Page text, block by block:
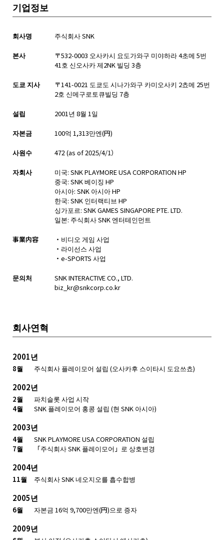
기업정보
회사명 주식회사 SNK
본사
〒532-0003 오사카시 요도가와구 미야하라 4초메 5번
41호 신오사카 제2NK 빌딩 3층
도쿄 지사
〒141-0021 도쿄도 시나가와구 카미오사키 2쵸메 25번
2호 신메구로토큐빌딩 7층
설립 2001년 8월 1일
자본금 100억 1,313만엔(円)
사원수 472 (as of 2025/4/1）
자회사
미국: SNK PLAYMORE USA CORPORATION HP
중국: SNK 베이징 HP
아시아: SNK 아시아 HP
한국: SNK 인터랙티브 HP
싱가포르: SNK GAMES SINGAPORE PTE. LTD.
일본: 주식회사 SNK 엔터테인먼트
事業内容
・비디오 게임 사업
・라이선스 사업
・e-SPORTS 사업
문의처
SNK INTERACTIVE CO., LTD.
biz_kr@snkcorp.co.kr
회사연혁
2001년
8월 주식회사 플레이모어 설립 (오사카후 스이타시 도요쓰쵸)
2002년
2월
파치슬롯 사업 시작
4월
SNK 플레이모어 홍콩 설립 (현 SNK 아시아)
2003년
4월
SNK PLAYMORE USA CORPORATION 설립
7월
「주식회사 SNK 플레이모어」로 상호변경
2004년
11월 주식회사 SNK 네오지오를 흡수합병
2005년
6월 자본금 16억 9,700만엔(円)으로 증자
2009년